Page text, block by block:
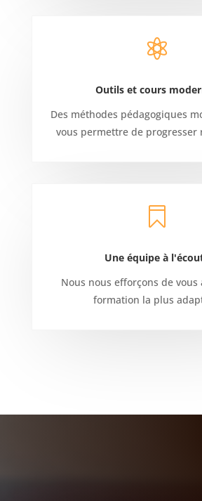

Outils et cours
Des méthodes pédagogiques
vous permettre de progresser

Une équipe à
Nous nous efforçons de
formation la plus